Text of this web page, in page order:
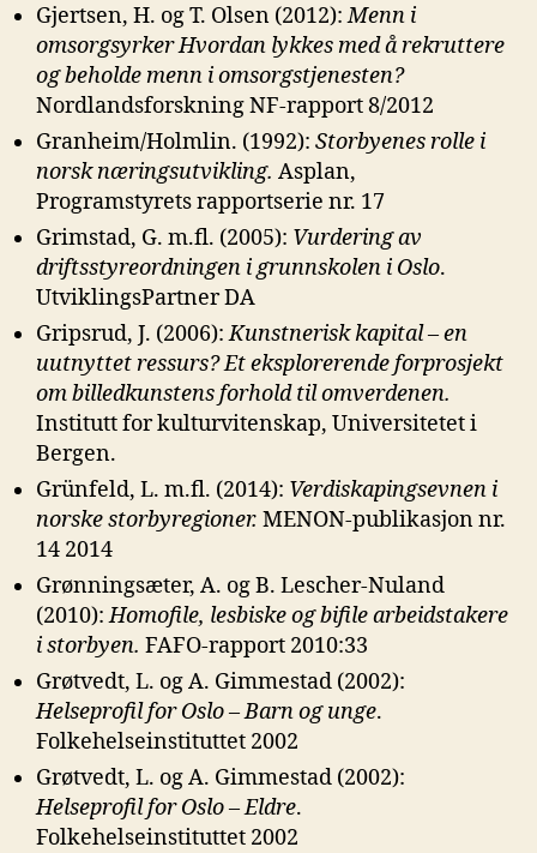
Gjertsen, H. og T. Olsen (2012):Menn i
omsorgsyrker Hvordan lykkes med årekruttere
og beholde menn i omsorgstjenesten?
Nordlandsforskning NF-rapport 8/2012
Granheim/Holmlin. (1992): Storbyenes rolle i
norsk næringsutvikling. Asplan,
Programstyrets rapportserie nr. 17
Grimstad, G. m.fl. (2005): Vurdering av
driftsstyreordningen i grunnskolen i Oslo.
UtviklingsPartner DA
Gripsrud, J. (2006):Kunstnerisk kapital – en
uutnyttet ressurs? Et eksplorerendeforprosjekt
om billedkunstens forhold til omverdenen.
Institutt for kulturvitenskap, Universitetet i
Bergen.
Grünfeld, L. m.fl. (2014): Verdiskapingsevnen i
norske storbyregioner. MENON-publikasjon nr.
14 2014
Grønningsæter, A. og B. Lescher-Nuland
(2010):Homofile, lesbiske og bifilearbeidstakere
i storbyen. FAFO-rapport 2010:33
Grøtvedt, L. og A. Gimmestad (2002):
Helseprofil for Oslo – Barn og unge.
Folkehelseinstituttet 2002
Grøtvedt, L. og A. Gimmestad (2002):
Helseprofil for Oslo – Eldre.
Folkehelseinstituttet 2002